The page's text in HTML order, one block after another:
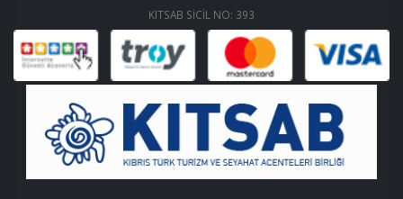
KITSAB SİCİL NO: 393